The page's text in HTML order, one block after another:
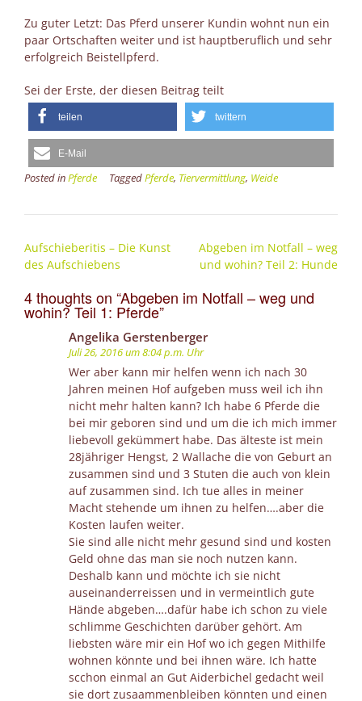
Zu guter Letzt: Das Pferd unserer Kundin wohnt nun ein
paar Ortschaften weiter und ist hauptberuflich und sehr
erfolgreich Beistellpferd.
Sei der Erste, der diesen Beitrag teilt
teilen twittern
E-Mail
Posted inPferde TaggedPferde, Tiervermittlung, Weide
Post
navigation
Aufschieberitis – Die Kunst
des Aufschiebens
Abgeben im Notfall – weg
und wohin? Teil 2: Hunde
4 thoughts on “Abgeben im Notfall – weg und
wohin? Teil 1: Pferde”
Angelika Gerstenberger
Juli 26, 2016 um 8:04 p.m. Uhr
Wer aber kann mir helfen wenn ich nach 30
Jahren meinen Hof aufgeben muss weil ich ihn
nicht mehr halten kann? Ich habe 6 Pferde die
bei mir geboren sind und um die ich mich immer
liebevoll gekümmert habe. Das älteste ist mein
28jähriger Hengst, 2 Wallache die von Geburt an
zusammen sind und 3 Stuten die auch von klein
auf zusammen sind. Ich tue alles in meiner
Macht stehende um ihnen zu helfen….aber die
Kosten laufen weiter.
Sie sind alle nicht mehr gesund sind und kosten
Geld ohne das man sie noch nutzen kann.
Deshalb kann und möchte ich sie nicht
auseinanderreissen und in vermeintlich gute
Hände abgeben….dafür habe ich schon zu viele
schlimme Geschichten darüber gehört. Am
liebsten wäre mir ein Hof wo ich gegen Mithilfe
wohnen könnte und bei ihnen wäre. Ich hatte
scchon einmal an Gut Aiderbichel gedacht weil
sie dort zusaammenbleiben könnten und einen